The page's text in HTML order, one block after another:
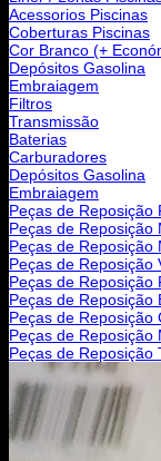
Acessorios Piscinas
Coberturas Piscinas
Cor Branco (+
Depósitos Gasolina
Embraiagem
Filtros
Transmissão
Baterias
Carburadores
Depósitos Gasolina
Embraiagem
Peças de Reposição
Peças de Reposição
Peças de Reposição
Peças de Reposição
Peças de Reposição
Peças de Reposição
Peças de Reposição
Peças de Reposição
Peças de Reposição